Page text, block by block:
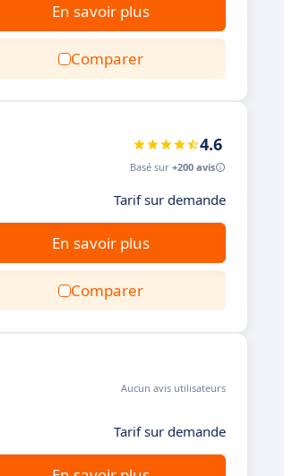
En savoir plus
Comparer
4.6
Basé sur +200 avis
Tarif sur demande
En savoir plus
Comparer
Aucun avis utilisateurs
Tarif sur demande